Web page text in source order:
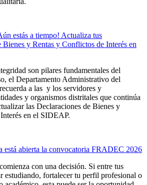
estás a tiempo! Actualiza tus
Bienes y Rentas y Conflictos de Interés en
son pilares fundamentales del
el Departamento Administrativo del
a las y los servidores y
y organismos distritales que continúa
las Declaraciones de Bienes y
en el SIDEAP.
está abierta la convocatoria FRADEC 2026
con una decisión. Si entre tus
estudiando, fortalecer tu perfil profesional o